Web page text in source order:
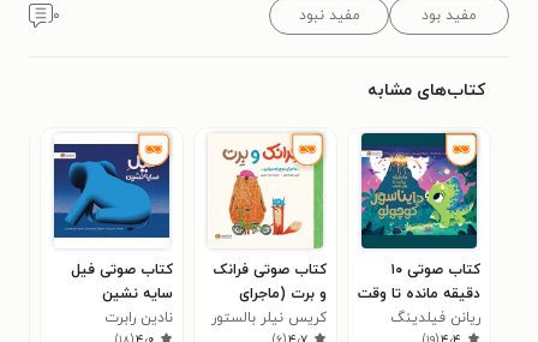
مفید بود مفید نبود ۰
کتاب‌های مشابه
کتاب صوتی ۱۰
دقیقه مانده تا وقت
خواب دایناسور
ریانن فیلدینگ
کتاب صوتی فرانک
و برت (ماجرای
دوچرخه سواری)
کریس نیلر بالستور
کتاب صوتی فیل
سایه نشین
نادین رابرت